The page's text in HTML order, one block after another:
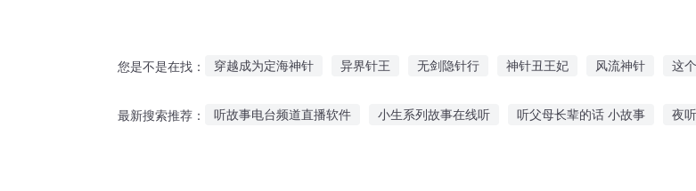
您是不是在找： 穿越成为定海神针 异界针王 无剑隐针行 神针丑王妃 风流神针 这
最新搜索推荐： 听故事电台频道直播软件 小生系列故事在线听 听父母长辈的话 小故事 夜